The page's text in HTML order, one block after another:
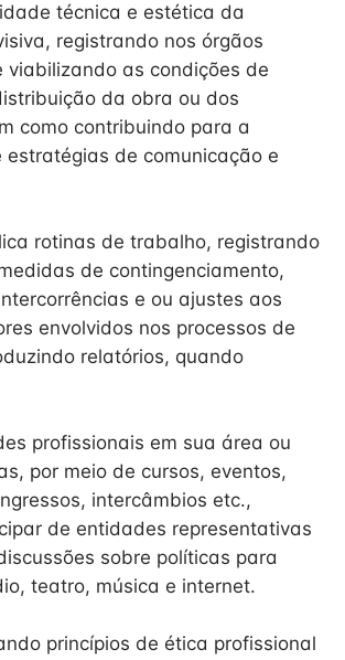
técnica e estética da
registrando nos órgãos
viabilizando as condições de
da obra ou dos
como contribuindo para a
estratégias de comunicação e
rotinas de trabalho, registrando
de contingenciamento,
e ou ajustes aos
envolvidos nos processos de
relatórios, quando
profissionais em sua área ou
por meio de cursos, eventos,
intercâmbios etc.,
de entidades representativas
sobre políticas para
teatro, música e internet.
princípios de ética profissional